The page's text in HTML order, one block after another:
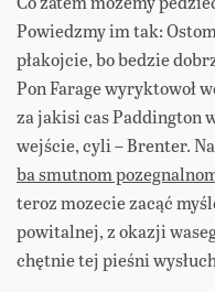
Powiedzmy im tak:
płakojcie, bo bedzie
Pon Farage wyryktowoł
za jakisi cas Paddington
wejście, cyli – Brenter.
ba smutnom
teroz mozecie zacąć
powitalnej, z okazji
chętnie tej pieśni